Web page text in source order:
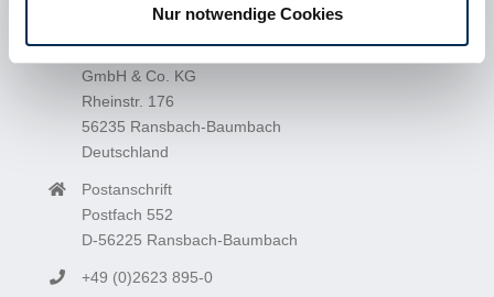
Nur notwendige Cookies
VEREINIGTE FÜLLKÖRPER-FABRIKEN
GmbH & Co. KG
Rheinstr. 176
56235 Ransbach-Baumbach
Deutschland
Postanschrift
Postfach 552
D-56225 Ransbach-Baumbach
+49 (0)2623 895-0